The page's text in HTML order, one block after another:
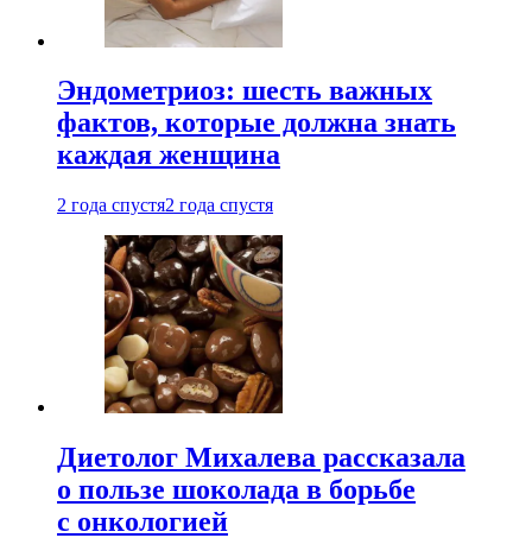
Эндометриоз: шесть важных
фактов, которые должна знать
каждая женщина
2 года спустя2 года спустя
Диетолог Михалева рассказала
о пользе шоколада в борьбе
с онкологией